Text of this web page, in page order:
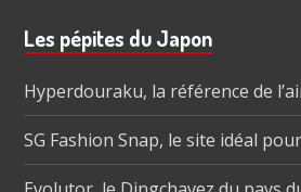
Les pépites du Japon
Hyperdouraku, la référence de
SG Fashion Snap, le site idéal